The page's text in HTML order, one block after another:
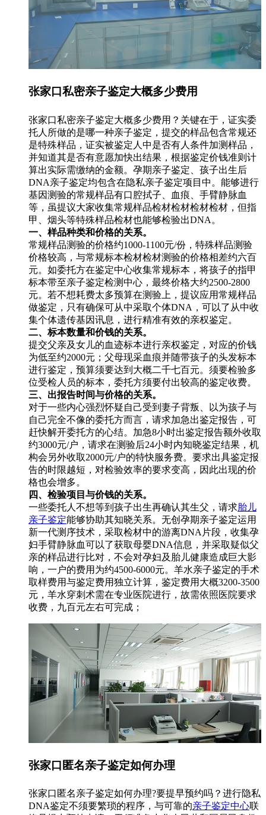
张家口私密亲子鉴定大概多少费用
张家口私密亲子鉴定大概多少费用？关键在于，证实委
托人所做的是哪一种亲子鉴定，提交的样品包含常规还
是特殊样品，证实被鉴定人中是否有人条件加测样品，
并知道其是否有意愿加快出结果，根据鉴定价钱准则计
算出实际需缴纳的金额。孕期亲子鉴定、孩子出生后
DNA亲子鉴定均包含在隐私亲子鉴定项目中。能够进行
基因测验的常规样品有口腔拭子、血痕、手臂静脉血
等，虽提议大家收集常规样品检材检材检材检材，但指
甲、烟头等特殊样品检材也能够检验出DNA。
一、样品种类和价格的关系。
常规样品测验的价格约1000-1100元/份，特殊样品测验
价格较高，与常规标本检材检材测验的价格相差约六百
元。如委托方在鉴定中心收集常规标本，将孩子的指甲
标本带至亲子鉴定检测中心，最终价格大约2500-2800
元。若不想耗费太多预算在测验上，提议应用常规样品
做鉴定，只有确保可从中采取个体DNA，可以了从中收
集个体遗传基因讯息，进行精准有效的亲权鉴定。
二、标本数量和价钱的关系。
提交父亲及女儿的血迹标本进行亲权鉴定，对应的价钱
为低至约2000元；父母现采血痕并随带孩子的头发标本
进行鉴定，预算须要达到大概二千七百元。须要检验多
位受检人员的标本，委托方须要付出较高的鉴定收费。
三、出报告时间与价格的关系。
对于一些内心强烈怀疑自己受到妻子背叛、以为孩子与
自己完全不像的委托方而言，请求加急出鉴定报告，可
赶快解开委托方的心结。加急8小时出鉴定报告额外收取
约3000元/户，请求在测验后24小时内知晓鉴定结果，机
构会另外收取2000元/户的特快服务费。要求出具鉴定报
告的时限越短，对检验效率的要求变高，因此出现的价
格也会增多。
四、检验项目与价钱的关系。
一些委托人不想等到孩子出生再确认其生父，请求胎儿
亲子鉴定能够协助其知晓关系。无创孕期亲子鉴定运用
新一代测序技术，采取检材中的游离DNA片段，收集孕
妇手臂静脉血可以了获取母婴DNA信息，并采取疑似父
亲的样品进行比对，不会对孕妇及胎儿健康造成巨大影
响，一户的费用为约4500-6000元。羊水亲子鉴定的手术
取样费用与鉴定费用独立计算，鉴定费用大概3200-3500
元，羊水穿刺术需在专业医院进行，故需依照医院要求
收费，九百元左右可完成；
张家口匿名亲子鉴定如何办理
张家口匿名亲子鉴定如何办理?要提早预约吗？进行隐私
DNA鉴定不须要繁琐的程序，与可靠的亲子鉴定中心联